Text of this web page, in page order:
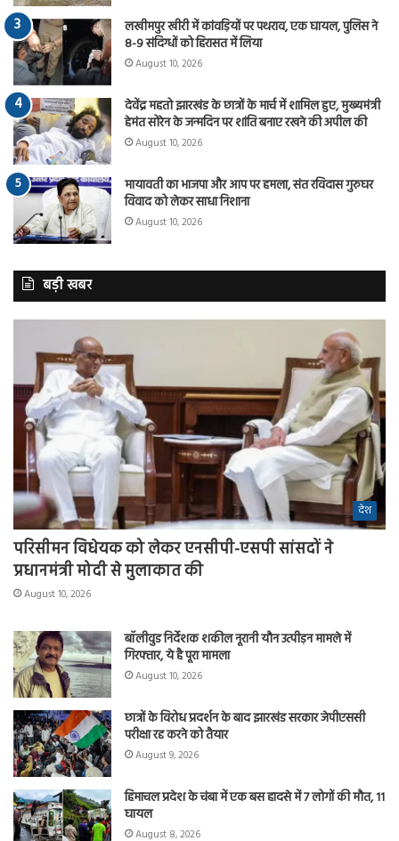
लखीमपुर खीरी में कांवड़ियों पर पथराव, एक घायल, पुलिस ने
8-9 संदिग्धों को हिरासत में लिया
August 10, 2026
देवेंद्र महतो झारखंड के छात्रों के मार्च में शामिल हुए, मुख्यमंत्री
हेमंत सोरेन के जन्मदिन पर शांति बनाए रखने की अपील की
August 10, 2026
मायावती का भाजपा और आप पर हमला, संत रविदास गुरुघर
विवाद को लेकर साधा निशाना
August 10, 2026
बड़ी खबर
देश
परिसीमन विधेयक को लेकर एनसीपी-एसपी सांसदों ने
प्रधानमंत्री मोदी से मुलाकात की
August 10, 2026
बॉलीवुड निर्देशक शकील नूरानी यौन उत्पीड़न मामले में
गिरफ्तार, ये है पूरा मामला
August 10, 2026
छात्रों के विरोध प्रदर्शन के बाद झारखंड सरकार जेपीएससी
परीक्षा रद्द करने को तैयार
August 9, 2026
हिमाचल प्रदेश के चंबा में एक बस हादसे में 7 लोगों की मौत, 11
घायल
August 8, 2026